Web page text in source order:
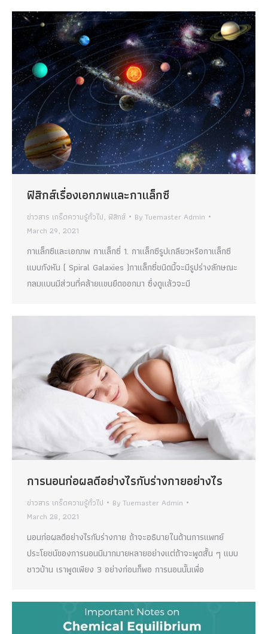
ฟิสิกส์เรื่องเอกภพและกาแล็กซี
ข่าวสาร เกร็ดความรู้ทั่วไป, ฟิสิกส์ ByTuemaster Admin
March 29, 2021
กาแล็กซีและเอกภพ กาแล็กซี่ 1. กาแล็กซีรูปเกลียวหรือกาแล็กซี
แบบกังหัน ( Spiral Galaxies )กาแล็กซี่ชนิดนี้จะมีรูปร่างลักษณะ
กลมแบนมีส่วนที่คล้ายแขนยืดออกมา ซึ่งดูแล้วจะมี
การนอนก่อผลดีอย่างไรกับร่างกายอย่างไร
ข่าวสาร เกร็ดความรู้ทั่วไป ByTuemaster Admin
March 28, 2021
นอนก่อผลดีอย่างไรกับร่างกาย ถ้าจะอธิบายในด้านการแพทย์
ประโยชน์ของการนอนมีมากมายหลายอย่างแต่ถ้าจะพูดสั้น ๆ แบบ
ชาวบ้าน เราพูดเพียง 3 อย่างก่อนก็พอ การนอนนั้นเพื่อ